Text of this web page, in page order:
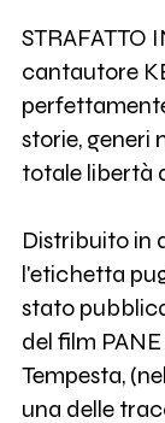
STRAFATTO
cantautore
storie, generi
totale libertà
Distribuito in
l'etichetta
stato
del film
Tempesta,
una delle